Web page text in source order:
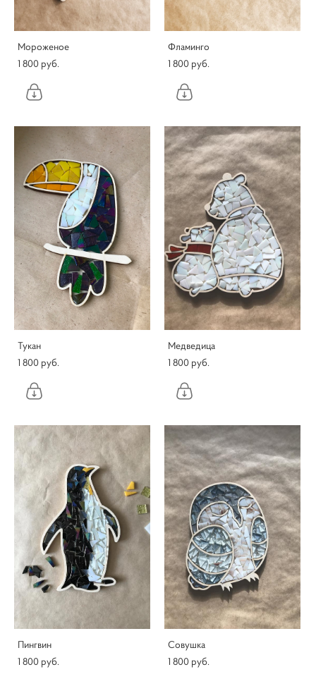
Мороженое
1 800 pуб.
Фламинго
1 800 pуб.
Тукан
1 800 pуб.
Медведица
1 800 pуб.
Пингвин
1 800 pуб.
Совушка
1 800 pуб.